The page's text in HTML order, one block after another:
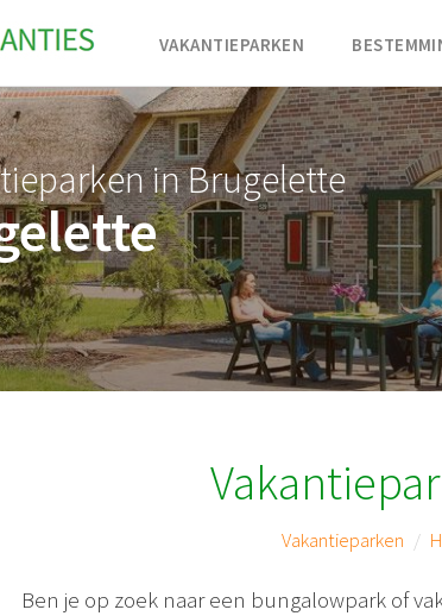
VAKANTIEPARKEN
in Brugelette
Vakantieparken
Ben je op zoek naar een bungalowpark of